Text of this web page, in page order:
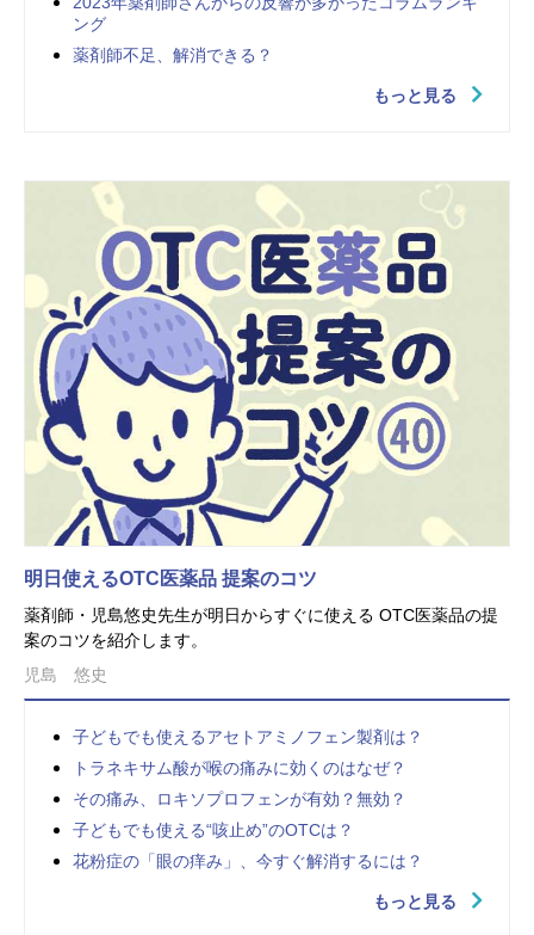
ング
薬剤師不足、解消できる？
もっと見る
明日使えるOTC医薬品 提案のコツ
薬剤師・児島悠史先生が明日からすぐに使える OTC医薬品の提
案のコツを紹介します。
児島 悠史
子どもでも使えるアセトアミノフェン製剤は？
トラネキサム酸が喉の痛みに効くのはなぜ？
その痛み、ロキソプロフェンが有効？無効？
子どもでも使える“咳止め”のOTCは？
花粉症の「眼の痒み」、今すぐ解消するには？
もっと見る